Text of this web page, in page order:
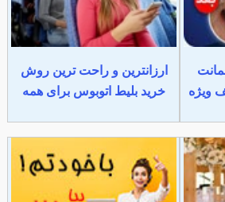
ارزانترین و راحت ترین روش
خرید بلیط اتوبوس برای همه